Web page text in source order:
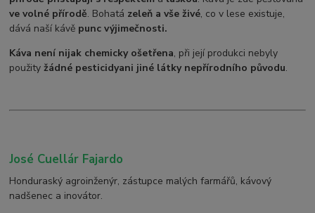
ve volné přírodě. Bohatá zeleň a vše živé, co v lese existuje,
dává naší kávě punc výjimečnosti.
Káva není nijak chemicky ošetřena, při její produkci nebyly
použityžádné pesticidyani jiné látky nepřírodního původu.
José Cuellár Fajardo
Honduraský agroinženýr, zástupce malých farmářů, kávový
nadšenec a inovátor.